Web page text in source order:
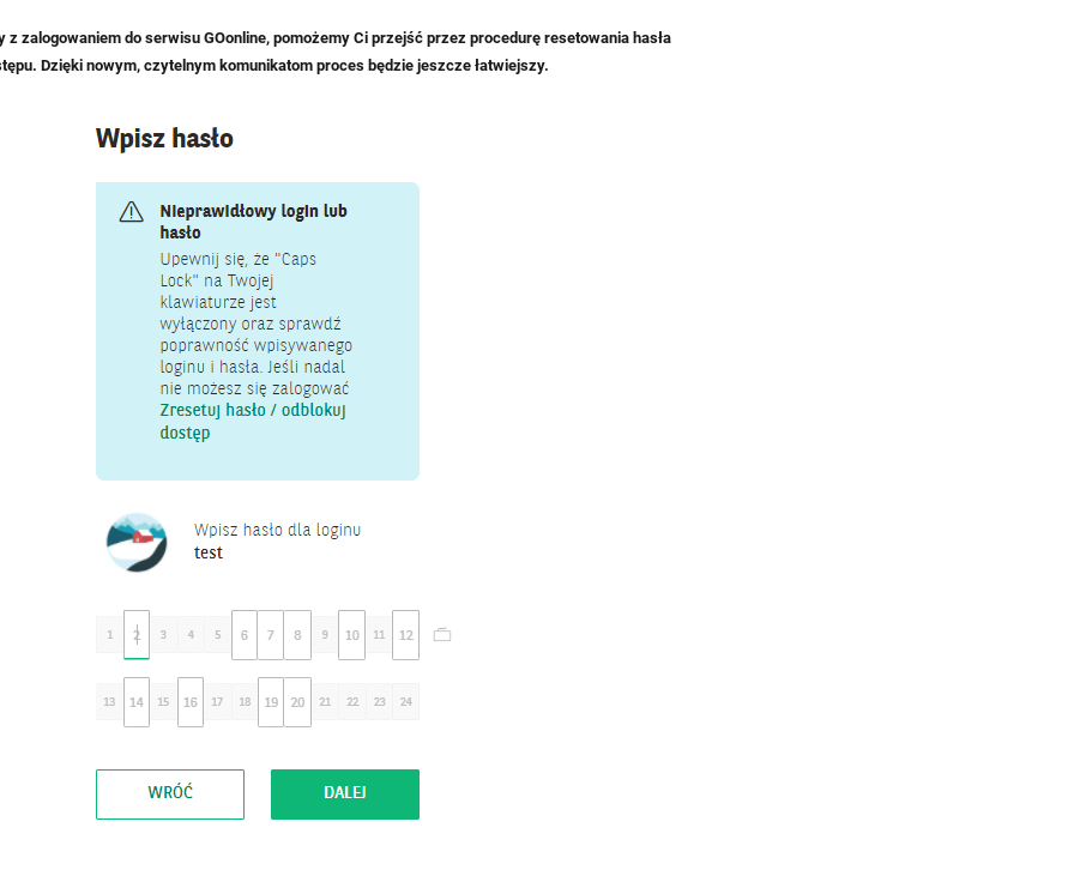
z zalogowaniem do serwisu GOonline, pomożemy Ci przejść przez procedurę resetowania hasła
Dzięki nowym, czytelnym komunikatom proces będzie jeszcze łatwiejszy.